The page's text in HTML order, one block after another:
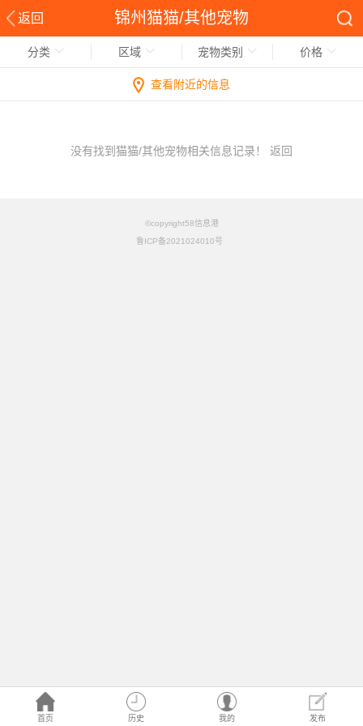
返回 锦州猫猫/其他宠物
首页 历史 我的 发布
分类 区域 宠物类别 价格
查看附近的信息
没有找到猫猫/其他宠物相关信息记录！ 返回
©copyright58信息港
鲁ICP备2021024010号